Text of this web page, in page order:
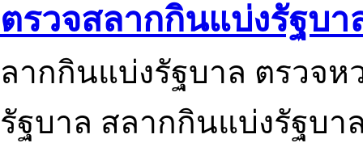
ตรวจสลากกินแบ่งรัฐบา
ลากกินแบ่งรัฐบาล ตรวจ
รัฐบาล สลากกินแบ่งรัฐบา